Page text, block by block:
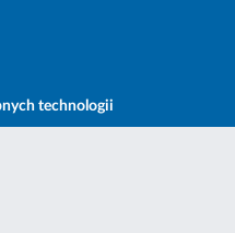
technologii